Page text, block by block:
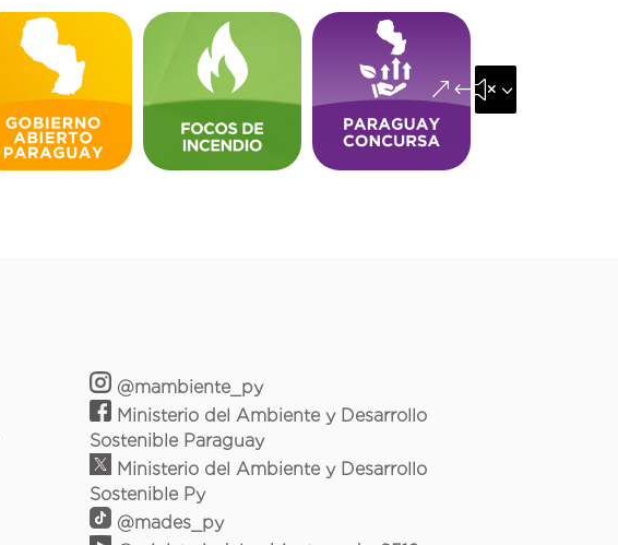
&#x35;
@mambiente_py
Ministerio del Ambiente y Desarrollo
Sostenible Paraguay
Ministerio del Ambiente y Desarrollo
Sostenible Py
@mades_py